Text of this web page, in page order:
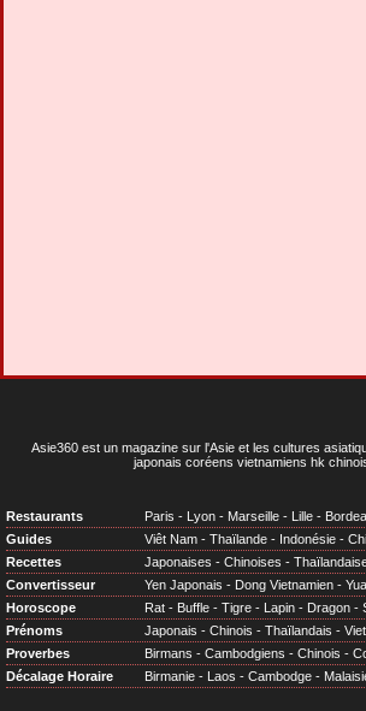
Asie360 est un magazine sur l'Asie et les cultures
japonais coréens vietnamiens hk
Restaurants Paris - Lyon - Marseille - Lille -
Guides
Viêt Nam - Thaïlande - Indonésie -
Recettes
Japonaises - Chinoises -
Convertisseur
Yen Japonais - Dong Vietnamien -
Horoscope
Rat - Buffle - Tigre - Lapin - Dragon -
Prénoms
Japonais - Chinois - Thaïlandais -
Proverbes
Birmans - Cambodgiens - Chinois -
Décalage Horaire
Birmanie - Laos - Cambodge -